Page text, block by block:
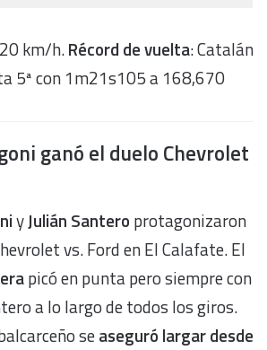
km/h.Récord de vuelta: Catalán
5ª con 1m21s105 a 168,670
ganó el duelo Chevrolet
yJulián Santero protagonizaron
vs. Ford en El Calafate. El
picó en punta pero siempre con
a lo largo de todos los giros.
seaseguró largar desde